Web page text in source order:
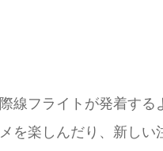
フライトが発着す
を楽しんだり、新し